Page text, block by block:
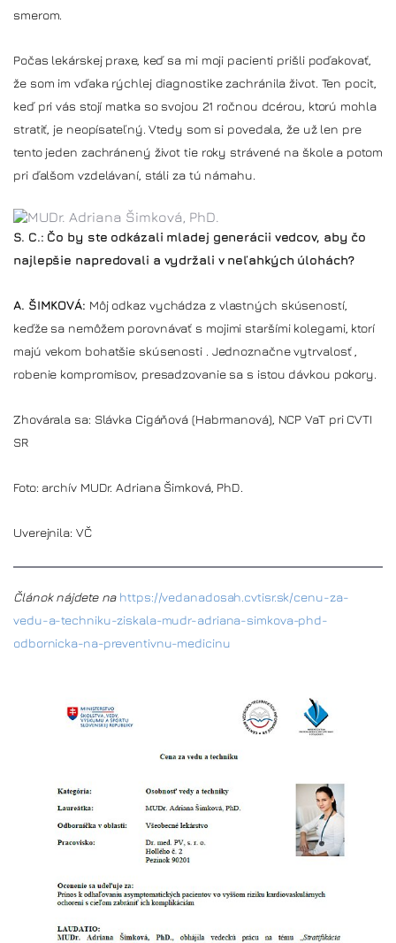
smerom.
Počas lekárskej praxe, keď sa mi moji pacienti prišli poďakovať,
že som im vďaka rýchlej diagnostike zachránila život. Ten pocit,
keď pri vás stojí matka so svojou 21 ročnou dcérou, ktorú mohla
stratiť, je neopísateľný. Vtedy som si povedala, že už len pre
tento jeden zachránený život tie roky strávené na škole a potom
pri ďalšom vzdelávaní, stáli za tú námahu.
S. C.: Čo by ste odkázali mladej generácii vedcov, aby čo
najlepšie napredovali a vydržali v neľahkých úlohách?
A. ŠIMKOVÁ: Môj odkaz vychádza z vlastných skúseností,
keďže sa nemôžem porovnávať s mojimi staršími kolegami, ktorí
majú vekom bohatšie skúsenosti . Jednoznačne vytrvalosť ,
robenie kompromisov, presadzovanie sa s istou dávkou pokory.
Zhovárala sa: Slávka Cigáňová (Habrmanová), NCP VaT pri CVTI
SR
Foto: archív MUDr. Adriana Šimková, PhD.
Uverejnila: VČ
Článok nájdete na https://vedanadosah.cvtisr.sk/cenu-za-
vedu-a-techniku-ziskala-mudr-adriana-simkova-phd-
odbornicka-na-preventivnu-medicinu